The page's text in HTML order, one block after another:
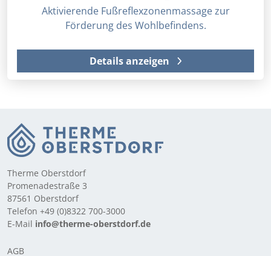
Aktivierende Fußreflexzonenmassage zur
Förderung des Wohlbefindens.
Details anzeigen
Therme Oberstdorf
Promenadestraße 3
87561 Oberstdorf
Telefon +49 (0)8322 700-3000
E-Mail info@therme-oberstdorf.de
AGB